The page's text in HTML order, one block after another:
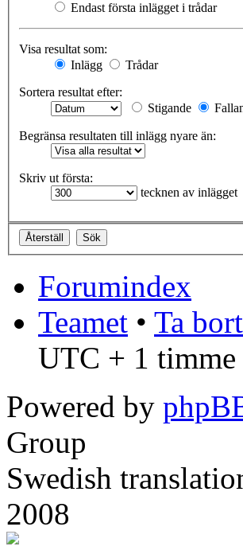
Endast första inlägget i trådar
Visa resultat som:
Inlägg
Trådar
Sortera resultat efter:
Stigande
Begränsa resultaten till inlägg nyare än:
Skriv ut första:
tecknen av inlägget
Forumindex
Teamet • Ta
UTC + 1 timme
Powered by
Group
Swedish
2008